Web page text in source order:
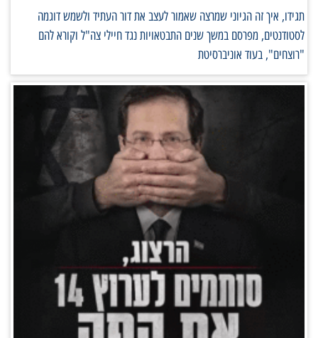
תגידו, איך זה הגיוני שמרצה שאמור לעצב את דור העתיד ולשמש דוגמה
לסטודנטים, מפרסם במשך שנים התבטאויות נגד חיילי צה"ל וקורא להם
"רוצחים", בעוד אוניברסיטת